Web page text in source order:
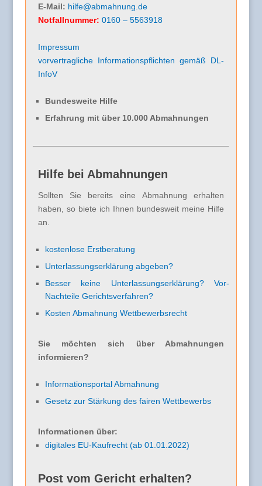
E-Mail: hilfe@abmahnung.de
Notfallnummer: 0160 – 5563918
Impressum
vorvertragliche Informationspflichten gemäß DL-
InfoV
Bundesweite Hilfe
Erfahrung mit über 10.000 Abmahnungen
Hilfe bei Abmahnungen
Sollten Sie bereits eine Abmahnung erhalten
haben, so biete ich Ihnen bundesweit meine Hilfe
an.
kostenlose Erstberatung
Unterlassungserklärung abgeben?
Besser keine Unterlassungserklärung? Vor-
Nachteile Gerichtsverfahren?
Kosten Abmahnung Wettbewerbsrecht
Sie möchten sich über Abmahnungen
informieren?
Informationsportal Abmahnung
Gesetz zur Stärkung des fairen Wettbewerbs
Informationen über:
digitales EU-Kaufrecht (ab 01.01.2022)
Post vom Gericht erhalten?